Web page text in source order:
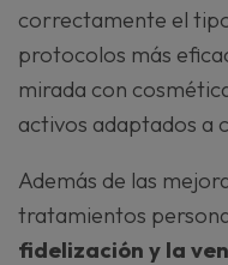
correctamente el
protocolos más
mirada con
activos adaptados a
Además de las
tratamientos
fidelización y la